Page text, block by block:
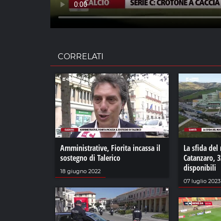
CORRELATI
Amministrative, Fiorita incassa il
sostegno di Talerico
18 giugno 2022
La sfida
Catanzaro,
disponibili
07 luglio 2023